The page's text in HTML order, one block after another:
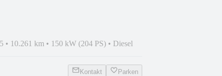
• 10.261 km • 150 kW (204 PS) • Diesel
Kontakt Parken